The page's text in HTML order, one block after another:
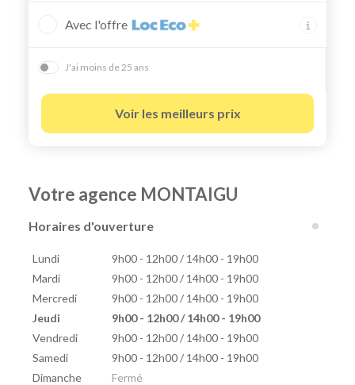
Avec l'offre
J'ai moins de 25 ans
Voir les meilleurs prix
Votre agence MONTAIGU
Horaires d'ouverture
Lundi
9h00 - 12h00 / 14h00 - 19h00
Mardi
9h00 - 12h00 / 14h00 - 19h00
Mercredi
9h00 - 12h00 / 14h00 - 19h00
Jeudi
9h00 - 12h00 / 14h00 - 19h00
Vendredi
9h00 - 12h00 / 14h00 - 19h00
Samedi
9h00 - 12h00 / 14h00 - 19h00
Dimanche
Fermé